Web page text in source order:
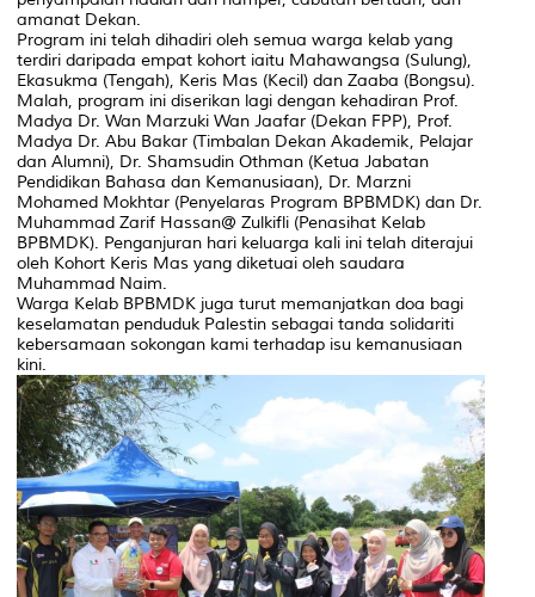
amanat Dekan.
Program ini telah dihadiri oleh semua warga kelab yang
terdiri daripada empat kohort iaitu Mahawangsa (Sulung),
Ekasukma (Tengah), Keris Mas (Kecil) dan Zaaba (Bongsu).
Malah, program ini diserikan lagi dengan kehadiran Prof.
Madya Dr. Wan Marzuki Wan Jaafar (Dekan FPP), Prof.
Madya Dr. Abu Bakar (Timbalan Dekan Akademik, Pelajar
dan Alumni), Dr. Shamsudin Othman (Ketua Jabatan
Pendidikan Bahasa dan Kemanusiaan), Dr. Marzni
Mohamed Mokhtar (Penyelaras Program BPBMDK) dan Dr.
Muhammad Zarif Hassan@ Zulkifli (Penasihat Kelab
BPBMDK). Penganjuran hari keluarga kali ini telah diterajui
oleh Kohort Keris Mas yang diketuai oleh saudara
Muhammad Naim.
Warga Kelab BPBMDK juga turut memanjatkan doa bagi
keselamatan penduduk Palestin sebagai tanda solidariti
kebersamaan sokongan kami terhadap isu kemanusiaan
kini.